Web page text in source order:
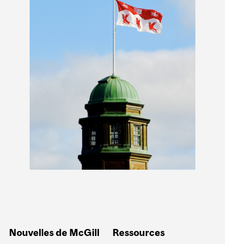
Nouvelles de McGill Ressources